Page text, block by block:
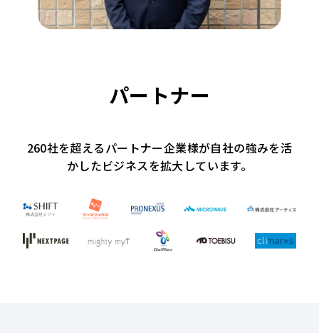
パートナー
260社を超えるパートナー企業様が自社の強みを活
かしたビジネスを拡大しています。